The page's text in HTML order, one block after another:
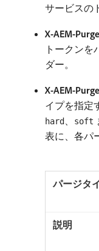
サービスの
X-AEM-
トークンを
ダー。
X-AEM-
イプを指定
hard 、 soft
表に、各パ